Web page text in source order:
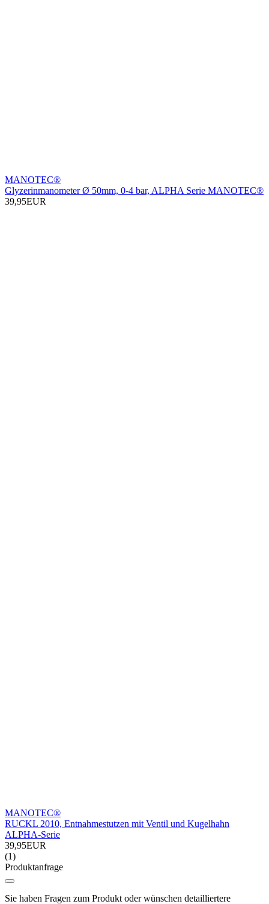
MANOTEC®
Glyzerinmanometer Ø 50mm, 0-4 bar, ALPHA Serie MANOTEC®
39,95EUR
MANOTEC®
RUCKL 2010, Entnahmestutzen mit Ventil und Kugelhahn
ALPHA-Serie
39,95EUR
(1)
Produktanfrage
Sie haben Fragen zum Produkt oder wünschen detailliertere